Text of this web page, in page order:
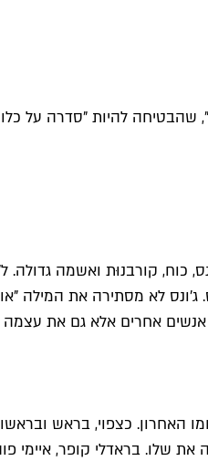
כוח, קורבנוּת ואשמה גדולה.
ג'ונס לא מסתירה את המילה
רק אנשים אחרים אלא גם את
שהופקה על ידי נטפליקס מתארת את היום הראשון באותו מחנה הקיץ שהסרט
שלו. בראדלי קופר, איימי